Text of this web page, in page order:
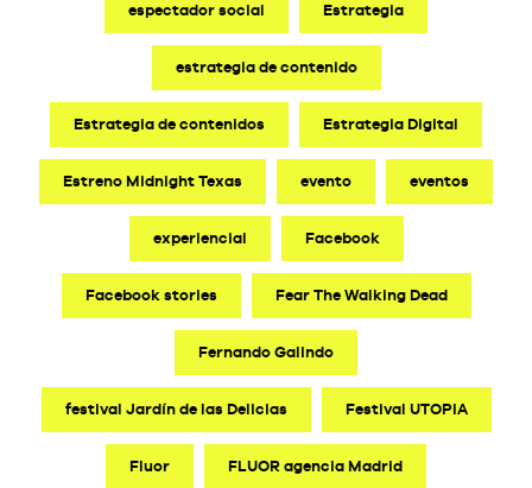
espectador social Estrategia
estrategia de contenido
Estrategia de contenidos Estrategia Digital
Estreno Midnight Texas evento eventos
experiencial Facebook
Facebook stories Fear The Walking Dead
Fernando Galindo
festival Jardín de las Delicias Festival UTOPIA
Fluor FLUOR agencia Madrid